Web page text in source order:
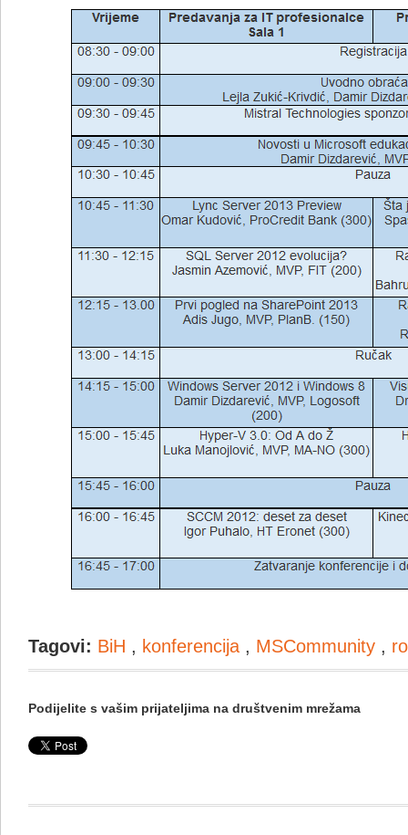
Tagovi: BiH , konferencija , MSCommunity ,
Podijelite s vašim prijateljima na društvenim mrežama